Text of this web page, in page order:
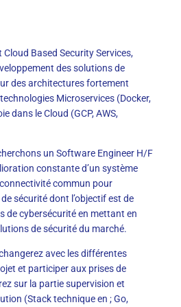
Based Security Services,
des solutions de
des architectures fortement
Microservices (Docker,
dans le Cloud (GCP, AWS,
un Software Engineer H/F
constante d’un système
commun pour
sécurité dont l’objectif est de
de cybersécurité en mettant en
de sécurité du marché.
avec les différentes
et participer aux prises de
sur la partie supervision et
(Stack technique en ; Go,